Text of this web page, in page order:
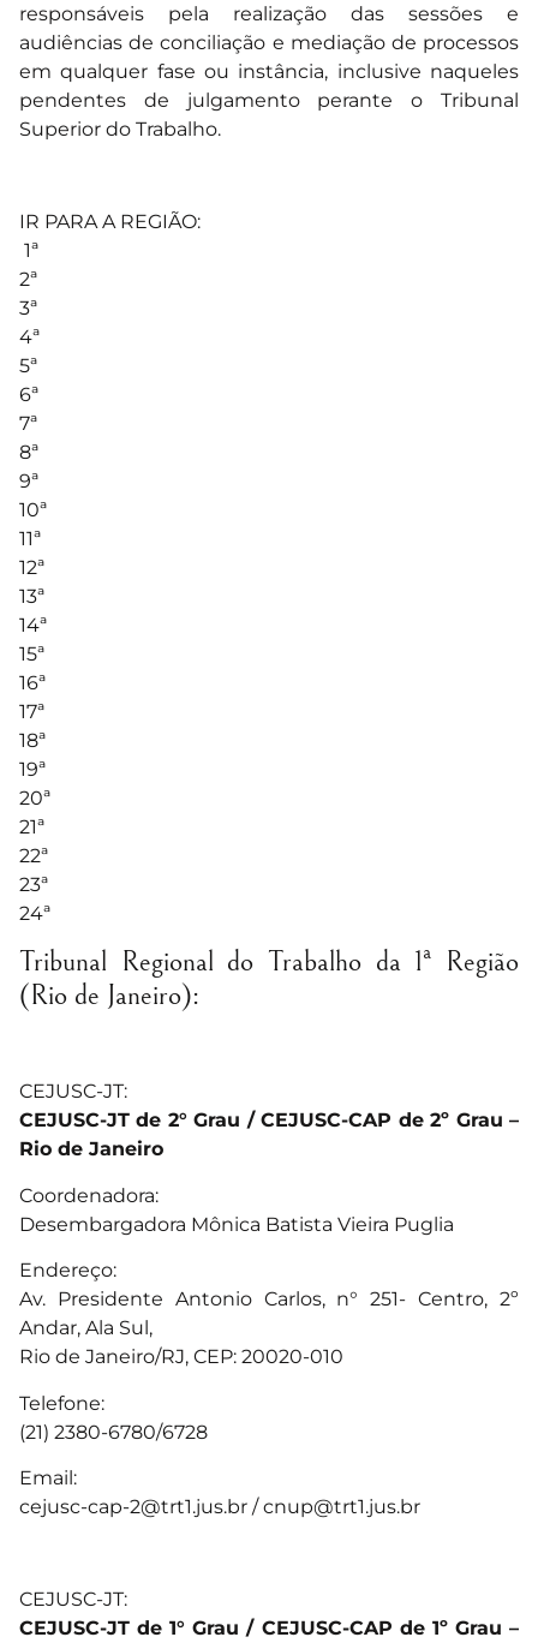
responsáveis pela realização das sessões e
audiências de conciliação e mediação de processos
em qualquer fase ou instância, inclusive naqueles
pendentes de julgamento perante o Tribunal
Superior do Trabalho.
IR PARA A REGIÃO:
1ª
2ª
3ª
4ª
5ª
6ª
7ª
8ª
9ª
10ª
11ª
12ª
13ª
14ª
15ª
16ª
17ª
18ª
19ª
20ª
21ª
22ª
23ª
24ª
Tribunal Regional do Trabalho da 1ª Região
(Rio de Janeiro):
CEJUSC-JT:
CEJUSC-JT de 2° Grau / CEJUSC-CAP de 2º Grau –
Rio de Janeiro
Coordenadora:
Desembargadora Mônica Batista Vieira Puglia
Endereço:
Av. Presidente Antonio Carlos, n° 251- Centro, 2º
Andar, Ala Sul,
Rio de Janeiro/RJ, CEP: 20020-010
Telefone:
(21) 2380-6780/6728
Email:
cejusc-cap-2@trt1.jus.br /cnup@trt1.jus.br
CEJUSC-JT:
CEJUSC-JT de 1° Grau / CEJUSC-CAP de 1º Grau –